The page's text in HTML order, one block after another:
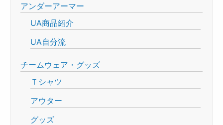
アンダーアーマー
UA商品紹介
UA自分流
チームウェア・グッズ
Ｔシャツ
アウター
グッズ